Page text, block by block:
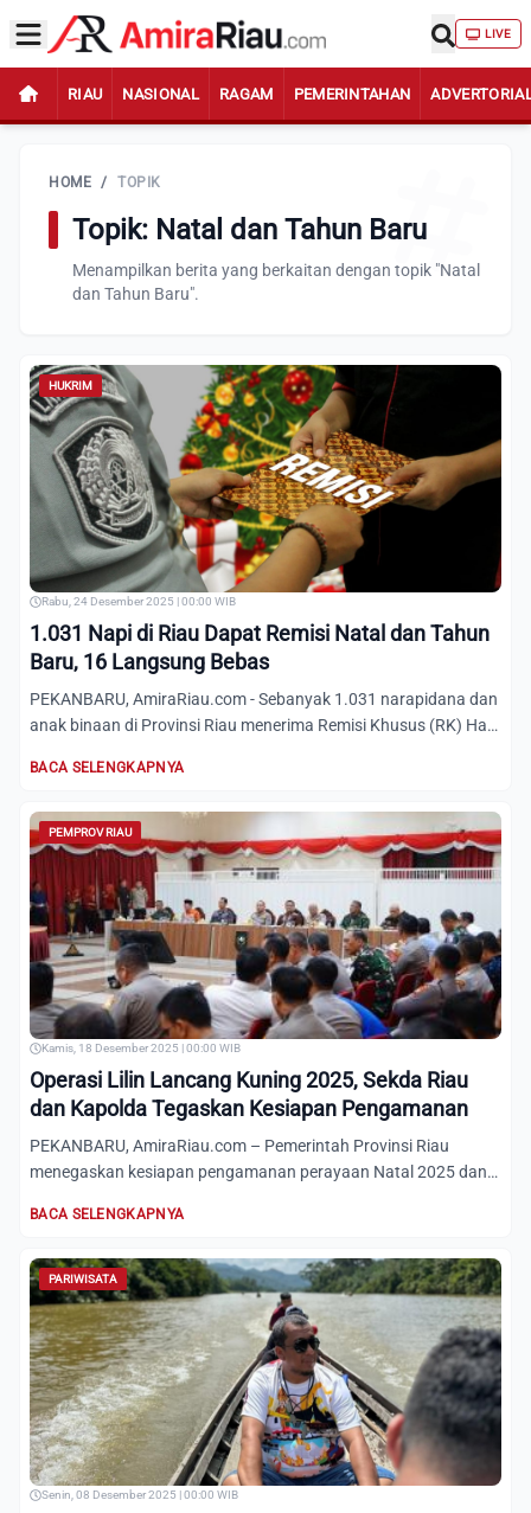
LIVE
RIAU NASIONAL RAGAM PEMERINTAHAN
HOME / TOPIK
Topik: Natal dan Tahun Baru
Menampilkan berita yang berkaitan dengan topik "Natal
dan Tahun Baru".
HUKRIM
Rabu, 24 Desember 2025 | 00:00 WIB
1.031 Napi di Riau Dapat Remisi Natal dan Tahun
Baru, 16 Langsung Bebas
PEKANBARU, AmiraRiau.com - Sebanyak 1.031 narapidana dan
anak binaan di Provinsi Riau menerima Remisi Khusus (RK) Hari
BACA SELENGKAPNYA
PEMPROV RIAU
Kamis, 18 Desember 2025 | 00:00 WIB
Operasi Lilin Lancang Kuning 2025, Sekda Riau
dan Kapolda Tegaskan Kesiapan Pengamanan
PEKANBARU, AmiraRiau.com – Pemerintah Provinsi Riau
menegaskan kesiapan pengamanan perayaan Natal 2025 dan
BACA SELENGKAPNYA
PARIWISATA
Senin, 08 Desember 2025 | 00:00 WIB